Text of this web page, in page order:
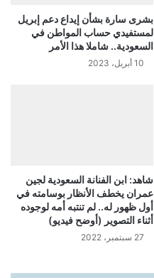
بشرى سارة بشأن إيداع دعم إبريل
لمستفيدي حساب المواطن في
السعودية.. شاملا هذا الأمر
10 أبريل، 2023
شاهد: ابن الفنانة السعودية لجين
عمران يخطف الأنظار بوسامته في
أول ظهور له.. لم تنتبه أمه لوجوده
أثناء التصوير (أوضح فيديو)
27 سبتمبر، 2022